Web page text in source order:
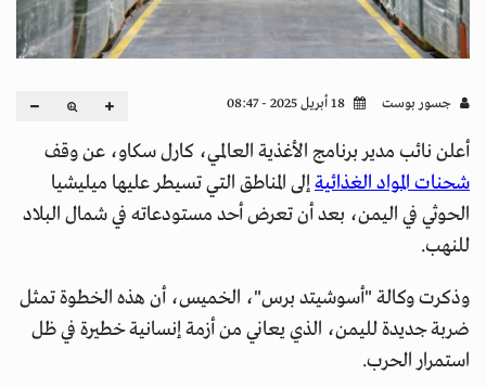
جسور بوست
أعلن نائب مدير برنامج الأغذية العالمي، كارل سكاو، عن وقف
شحنات المواد الغذائيةإلى المناطق التي تسيطر عليها ميليشيا
الحوثي في اليمن، بعد أن تعرض أحد مستودعاته في شمال البلاد
للنهب.
وذكرت وكالة "أسوشيتد برس"، الخميس، أن هذه الخطوة تمثل
ضربة جديدة لليمن، الذي يعاني من أزمة إنسانية خطيرة في ظل
استمرار الحرب.